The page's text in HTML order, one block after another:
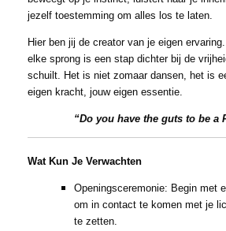
jezelf toestemming om alles los te laten.
Hier ben jij de creator van je eigen
elke sprong is een stap dichter bij de
schuilt. Het is niet zomaar dansen, het is
eigen kracht, jouw eigen essentie.
“Do you have the guts to be a
Wat Kun Je Verwachten
Openingsceremonie: Begin met
om in contact te komen met je
te zetten.